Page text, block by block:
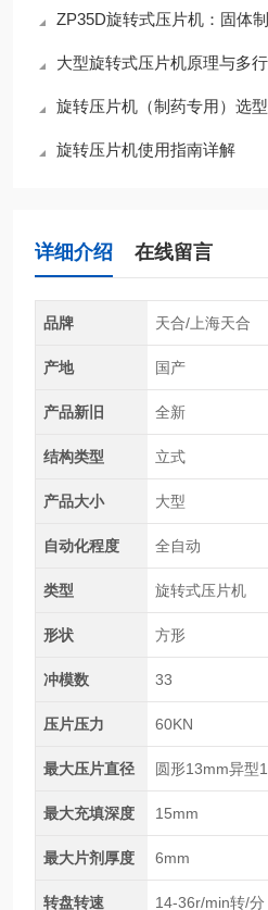
ZP35D旋转式压片机：固体
大型旋转式压片机原理与多
旋转压片机（制药专用）选
旋转压片机使用指南详解
详细介绍 在线留言
品牌 天合/上海天合
产地 国产
产品新旧 全新
结构类型 立式
产品大小 大型
自动化程度 全自动
类型 旋转式压片机
形状 方形
冲模数 33
压片压力 60KN
最大压片直径 圆形13mm异型
最大充填深度 15mm
最大片剂厚度 6mm
转盘转速 14-36r/min转/分